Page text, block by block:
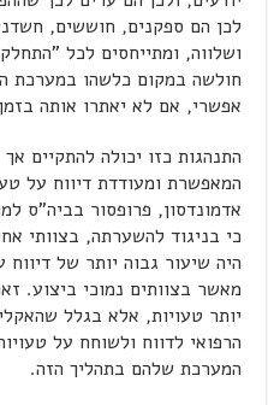
לכן הם ספקנים, חוששים,
ושלווה, ומתייחסים לכל
חולשה במקום כלשהו במערכת
אפשרי, אם לא יאתרו אותה
התנהגות כזו יכולה להתקיים
המאפשרת ומעודדת דיווח על
אדמונדסון, פרופסור בביה"ס
כי בניגוד להשערתה, בצוותי
היה שיעור גבוה יותר של
מאשר בצוותים נמוכי ביצוע.
יותר טעויות, אלא בגלל
הרפואי לדווח ולשוחח על
המערכת שלהם בתהליך הזה.